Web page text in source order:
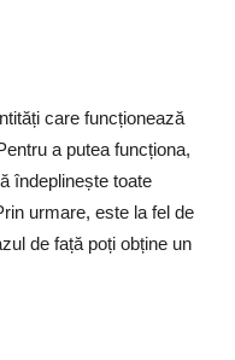
care funcționează
a putea funcționa,
îndeplinește toate
urmare, este la fel de
de față poți obține un